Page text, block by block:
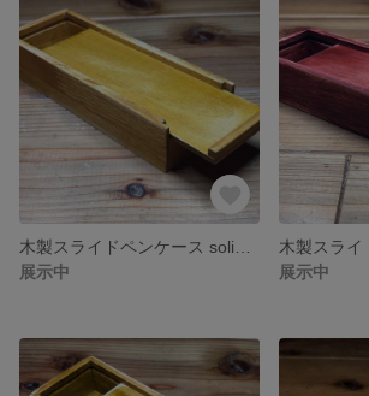
展示中
展示中